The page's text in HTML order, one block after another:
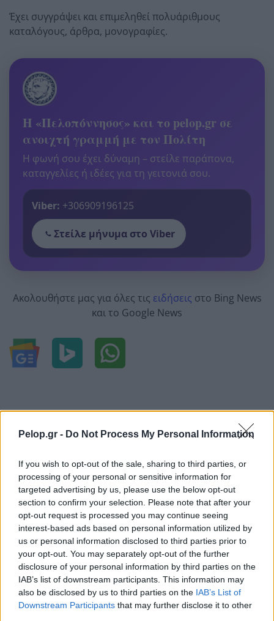
Pelop.gr - Do Not Process My Personal Information
If you wish to opt-out of the sale, sharing to third parties, or
processing of your personal or sensitive information for
targeted advertising by us, please use the below opt-out
section to confirm your selection. Please note that after your
opt-out request is processed you may continue seeing
interest-based ads based on personal information utilized by
us or personal information disclosed to third parties prior to
your opt-out. You may separately opt-out of the further
disclosure of your personal information by third parties on the
IAB’s list of downstream participants. This information may
also be disclosed by us to third parties on the IAB’s List of
Downstream Participants that may further disclose it to other
Έχει συγγράψει και επιμεληθεί πολυάριθμους
καταλόγους, άρθρα, μονογραφίες.
Η «Πελοπόννησος» και το pelop.gr σε
ανοιχτή γραμμή με τον Πολίτη
Η φωνή σου έχει δύναμη – στείλε παράπονα,
καταγγελίες ή ιδέες για τη γειτονιά σου.
Viber: +306909196125
Στείλε μήνυμα στο Viber
Ακολουθήστε μας για όλες τις ειδήσεις στο Bing News
και το Google News
Από το Δίκτυο